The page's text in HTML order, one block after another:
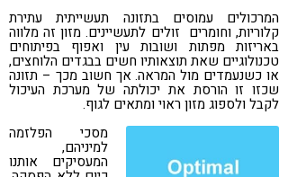
המרכולים עמוסים בתזונה תעשייתית עתירת
קלוריות, וחומרים זולים לתעשיינים. מזון זה מלווה
באריזות מפתות ושובות עין ואפוף בפיתוחים
טכנולוגיים שאת תוצאותיו חשים בבגדים הלוחצים,
או כשנעמדים מול המראה. אך חשוב מכך – תזונה
שכזו זו הורסת את יכולתה של מערכת העיכול
לקבל ולספוג מזון ראוי ומתאים לגוף.
מסכי הפלזמה
למיניהם,
המעסיקים אותנו